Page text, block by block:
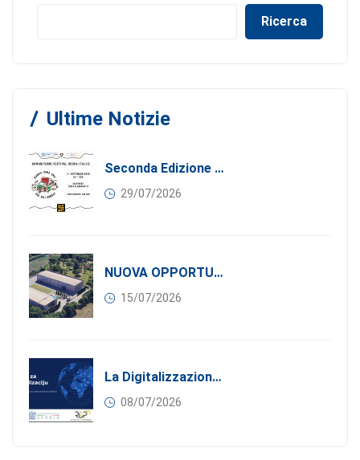
Ricerca
Ultime Notizie
Seconda Edizione Di MANGIA. DONA. AMA: Quando La Gastronomia Incontra La Solidarietà, 11 Settembre 2026
29/07/2026
NUOVA OPPORTUNITÀ DI BUSINESS PER I SOCI DI CONFINDUSTRIA SERBIA: Affitasi Un Moderno Capannone Industriale A Pančevo – 1.200 M² Nella Zona Industriale
15/07/2026
La Digitalizzazione Come Motore Dell’internazionalizzazione
08/07/2026